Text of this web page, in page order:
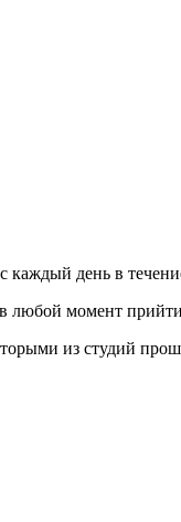
каждый день в
любой момент
из студий